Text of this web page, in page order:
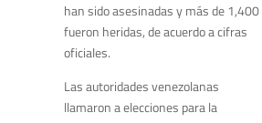
han sido asesinadas y más de 1,400
fueron heridas, de acuerdo a cifras
oficiales.
Las autoridades venezolanas
llamaron a elecciones para la